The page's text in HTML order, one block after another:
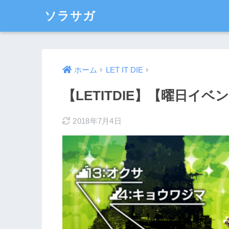
ソラサガ
ホーム LET IT DIE
【LETITDIE】【曜日イベ
2018年7月4日